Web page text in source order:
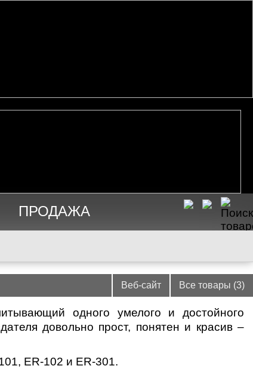
ПРОДАЖА
Веб-сайт Все товары (3)
одного умелого и достойного
довольно прост, понятен и красив –
ER-102 и ER-301.